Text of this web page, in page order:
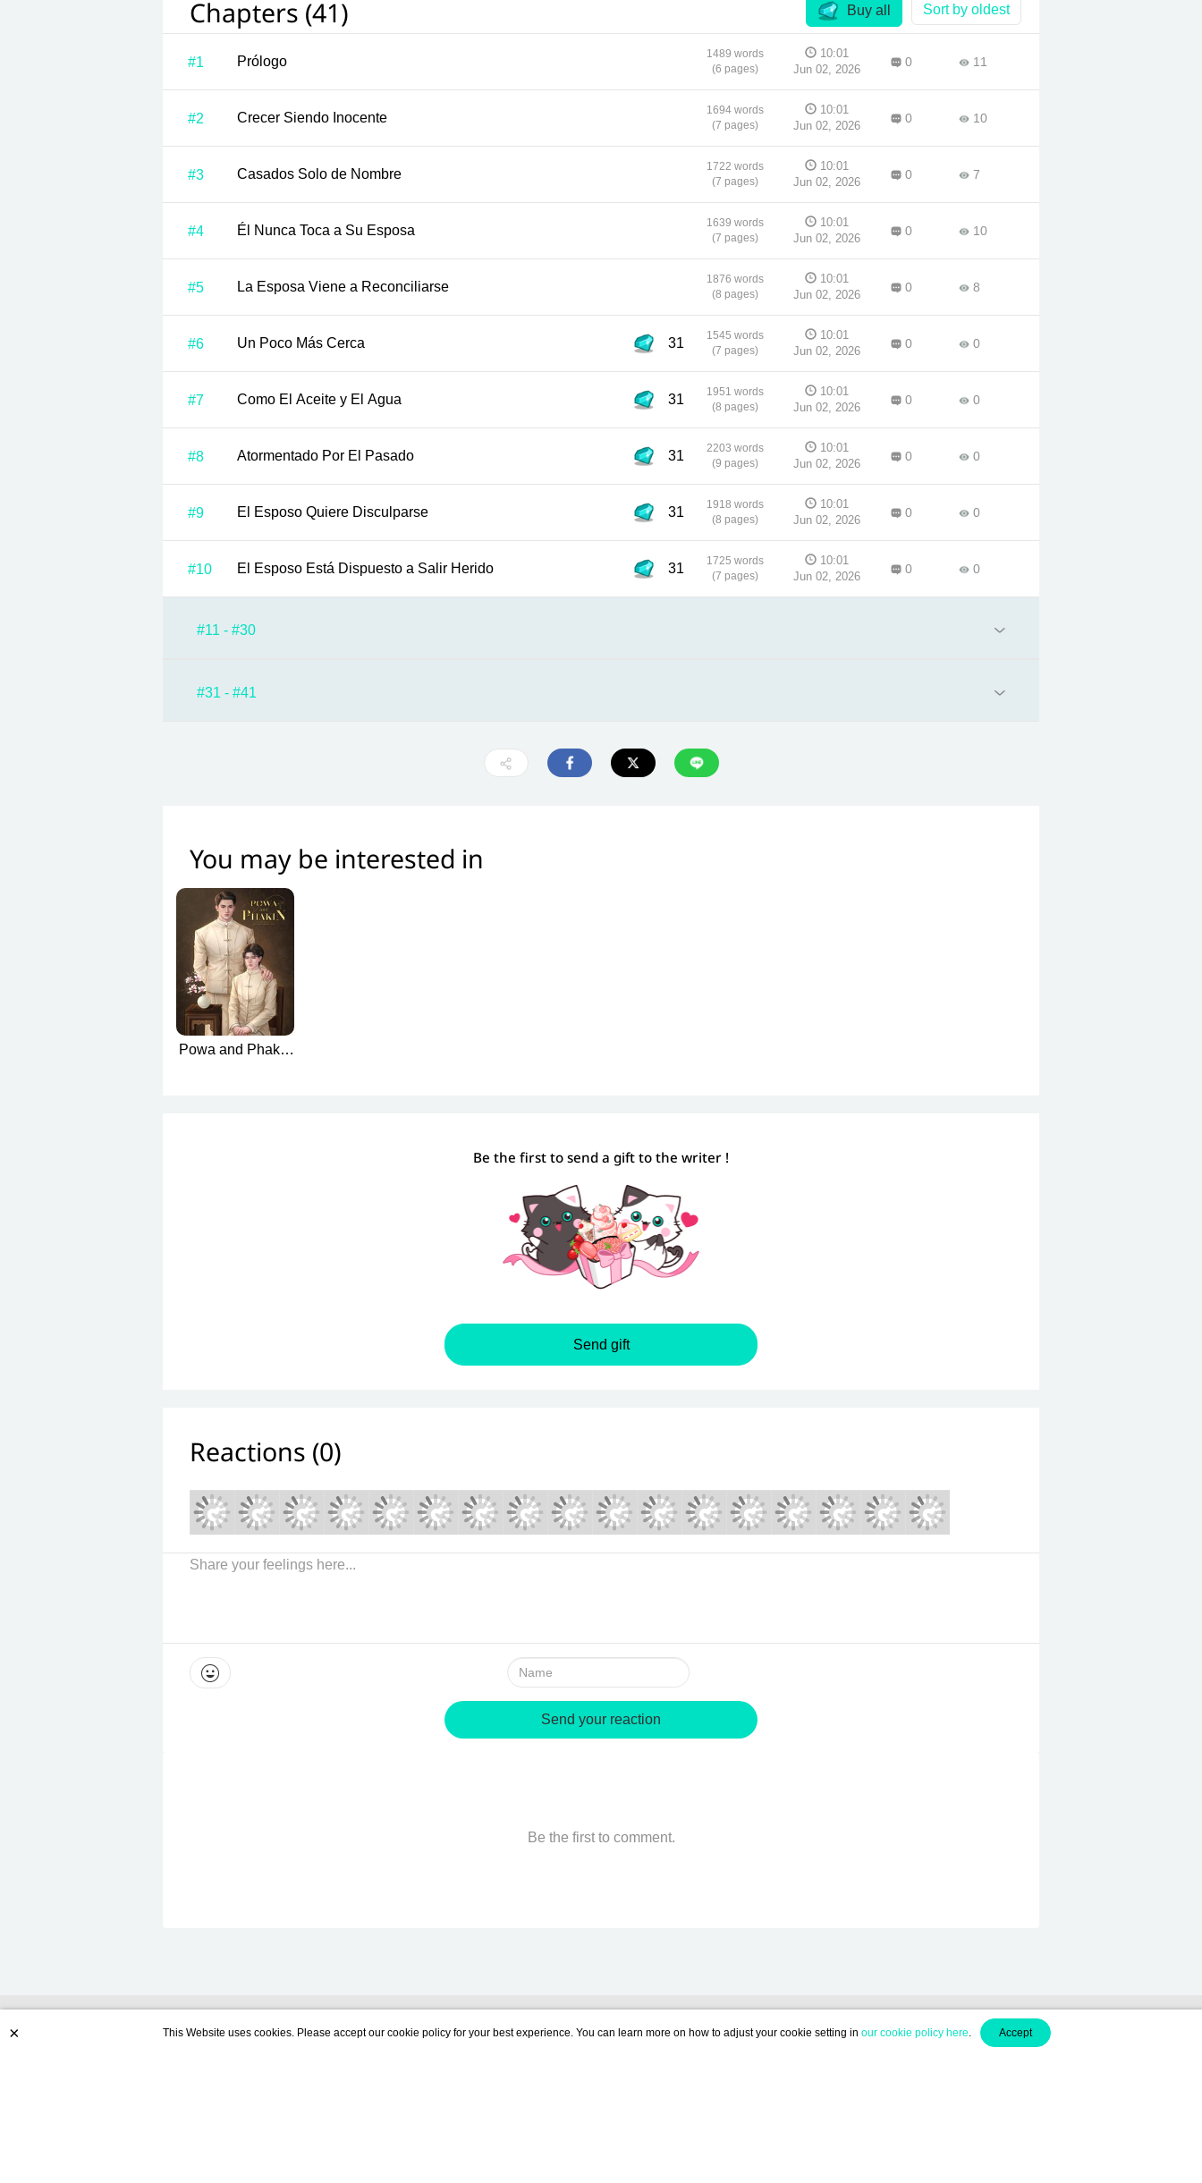
traducción de meb IIlustradora: Jovianii
Chapters (41) Sort by oldest
Buy all
#1 Prólogo
1489 words
(6 pages)
10:01
Jun 02, 2026
0 11
#2 Crecer Siendo Inocente
1694 words
(7 pages)
10:01
Jun 02, 2026
0 10
#3 Casados Solo de Nombre
1722 words
(7 pages)
10:01
Jun 02, 2026
0 7
#4 Él Nunca Toca a Su Esposa
1639 words
(7 pages)
10:01
Jun 02, 2026
0 10
#5 La Esposa Viene a Reconciliarse
1876 words
(8 pages)
10:01
Jun 02, 2026
0 8
#6 Un Poco Más Cerca 31
1545 words
(7 pages)
10:01
Jun 02, 2026
0 0
#7 Como El Aceite y El Agua 31
1951 words
(8 pages)
10:01
Jun 02, 2026
0 0
#8 Atormentado Por El Pasado 31
2203 words
(9 pages)
10:01
Jun 02, 2026
0 0
#9 El Esposo Quiere Disculparse 31
1918 words
(8 pages)
10:01
Jun 02, 2026
0 0
#10 El Esposo Está Dispuesto a Salir Herido 31
1725 words
(7 pages)
10:01
Jun 02, 2026
0 0
#11 - #30
#31 - #41
You may be interested in
Powa and Phakin
Be the first to send a gift to the writer !
Send gift
Reactions (0)
Name:
Send your reaction
Be the first to comment.
lunarwrite is Now Available!
× This Website uses cookies. Please accept our cookie policy for your best experience. You can learn more on how to adjust your cookie setting in our cookie policy here Accept